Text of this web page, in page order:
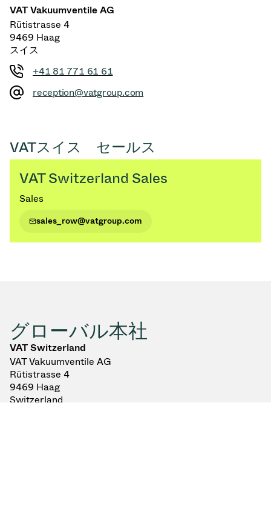
VAT Vakuumventile AG
Rütistrasse 4
9469 Haag
スイス
+41 81 771 61 61
reception@vatgroup.com
VATスイス セールス
VAT Switzerland Sales
Sales
sales_row@vatgroup.com
グローバル本社
VAT Switzerland
VAT Vakuumventile AG
Rütistrasse 4
9469 Haag
Switzerland